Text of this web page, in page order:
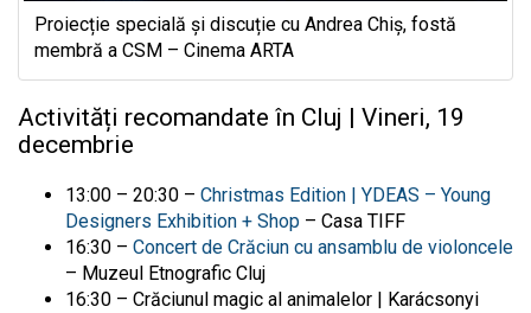
Proiecție specială și discuție cu Andrea Chiș, fostă
membră a CSM – Cinema ARTA
Activități recomandate în Cluj | Vineri, 19
decembrie
13:00 – 20:30 – Christmas Edition | YDEAS – Young
Designers Exhibition + Shop – Casa TIFF
16:30 – Concert de Crăciun cu ansamblu de violoncele
– Muzeul Etnografic Cluj
16:30 – Crăciunul magic al animalelor | Karácsonyi